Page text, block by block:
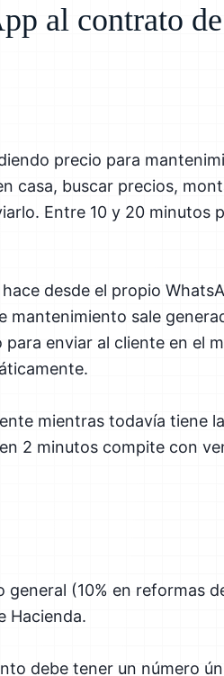
al contrato de
precio para
casa, buscar precios,
Entre 10 y 20 minutos
desde el propio
sale
enviar al cliente en el
mientras todavía tiene
2 minutos compite con
general (10% en reformas
Hacienda.
debe tener un número